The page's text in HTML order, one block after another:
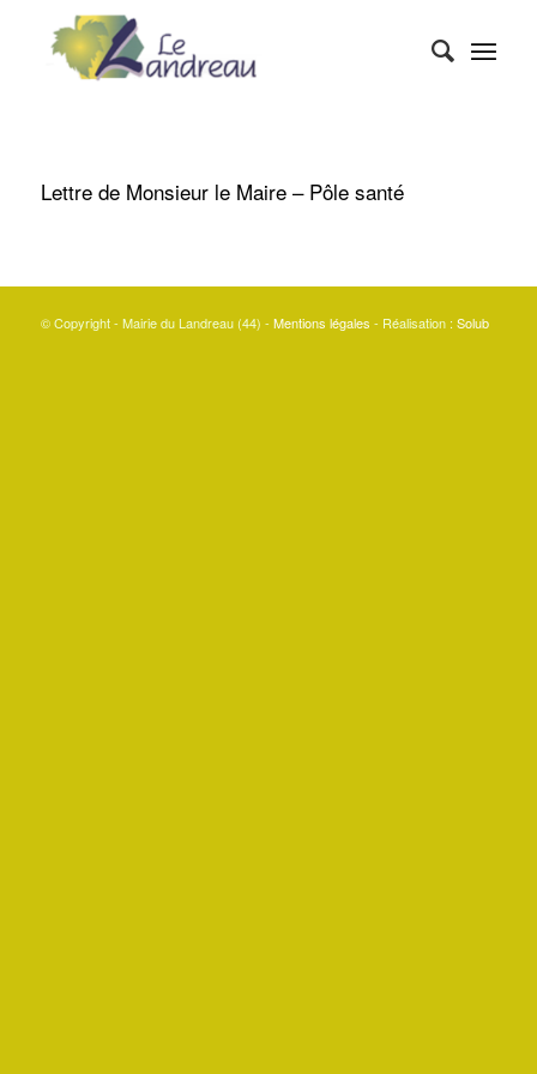
Lettre de Monsieur le Maire – Pôle santé
© Copyright - Mairie du Landreau (44) - Mentions légales - Réalisation : Solub